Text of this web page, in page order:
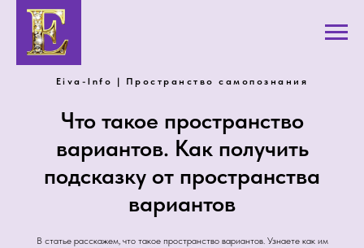
Eiva-Info | Пространство самопознания
Что такое пространство
вариантов. Как получить
подсказку от пространства
вариантов
В статье расскажем, что такое пространство вариантов. Узнаете как им